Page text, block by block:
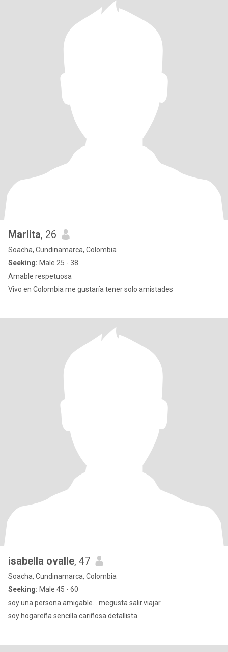
Marlita, 26
Soacha, Cundinamarca, Colombia
Seeking: Male 25 - 38
Amable respetuosa
Vivo en Colombia me gustaría tener solo amistades
isabella ovalle, 47
Soacha, Cundinamarca, Colombia
Seeking: Male 45 - 60
soy una persona amigable... megusta salir.viajar
soy hogareña sencilla cariñosa detallista